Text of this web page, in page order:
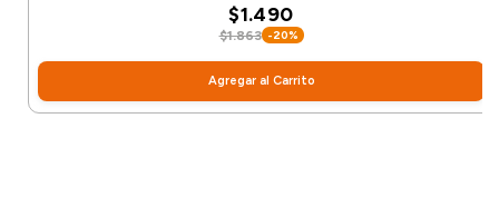
$1.490
$1.863 -20%
Agregar al Carrito